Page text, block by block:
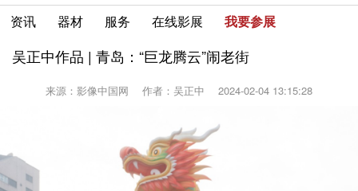
资讯 器材 服务 在线影展 我要参展
吴正中作品 | 青岛：“巨龙腾云”闹老街
来源：影像中国网 作者：吴正中 2024-02-04 13:15:28